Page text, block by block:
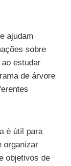
ajudam
sobre
estudar
de árvore
é útil para
organizar
objetivos de